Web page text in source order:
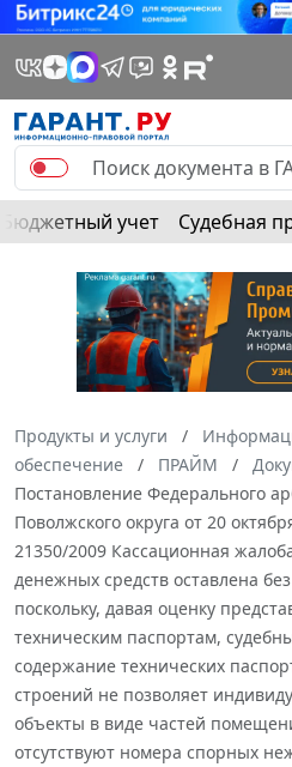
Бюджетный учет Судебная
Продукты и услуги
обеспечение
ПРАЙМ
Постановление Федерального
Поволжского округа от 20
21350/2009 Кассационная
денежных средств оставлена
поскольку, давая оценку
техническим паспортам,
содержание технических
строений не позволяет
объекты в виде частей
отсутствуют номера спорных